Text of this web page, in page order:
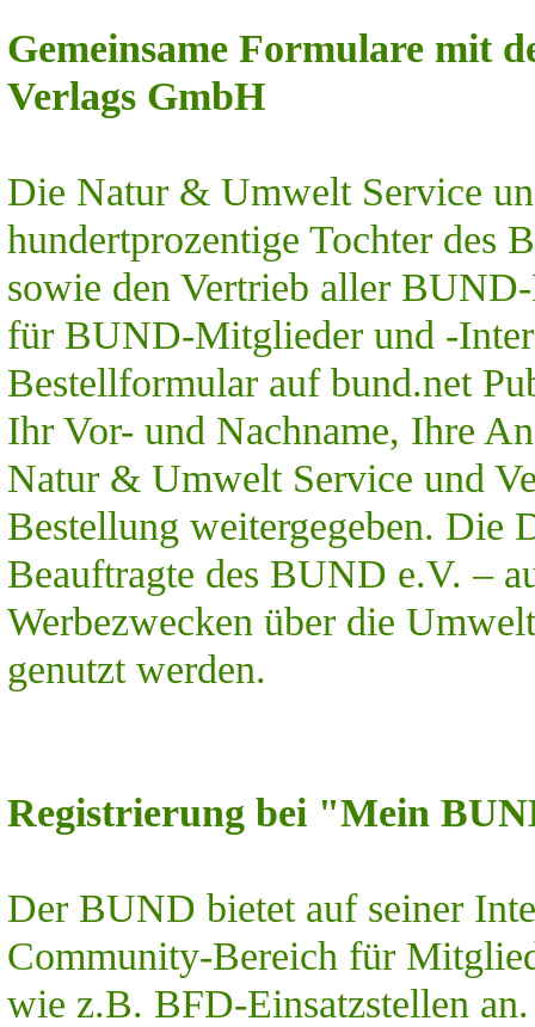
Gemeinsame Formulare mit
Verlags GmbH
Die Natur & Umwelt Service
hundertprozentige Tochter des
sowie den Vertrieb aller
für BUND-Mitglieder und -
Bestellformular auf bund.net
Ihr Vor- und Nachname, Ihre
Natur & Umwelt Service und
Bestellung weitergegeben. Die
Beauftragte des BUND e.V. –
Werbezwecken über die
genutzt werden.
Registrierung bei "Mein
Der BUND bietet auf seiner
Community-Bereich für
wie z.B. BFD-Einsatzstellen